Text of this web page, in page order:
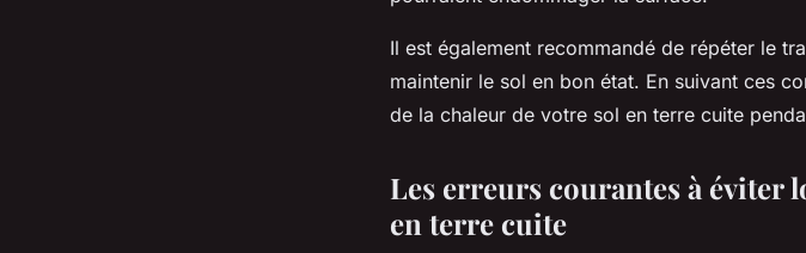
Il est également recommandé de répéter le
maintenir le sol en bon état. En suivant ces
de la chaleur de votre sol en terre cuite
Les erreurs courantes à éviter
en terre cuite